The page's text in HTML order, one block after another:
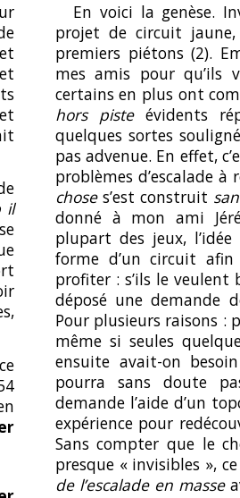
il
En voici la genèse.
projet de circuit
premiers piétons(2).
mes amis pour qu’ils
certains en plus ont
hors pisteévidents
quelques sortes
pas advenue. En effet,
problèmes d’escalade à
choses’est construit
donné à mon ami
plupart des jeux,
forme d’un circuit
profiter : s’ils le veulent
déposé une demande
Pour plusieurs raisons :
même si seules
ensuite avait-on
pourra sans doute
demande l’aide d’un
expérience pour
Sans compter que le
presque « invisibles »,
de l’escalade en masse